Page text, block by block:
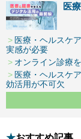
医
医療・ヘルスケ
実感が必要
オンライン診療
医療・ヘルスケ
効活用が不可欠